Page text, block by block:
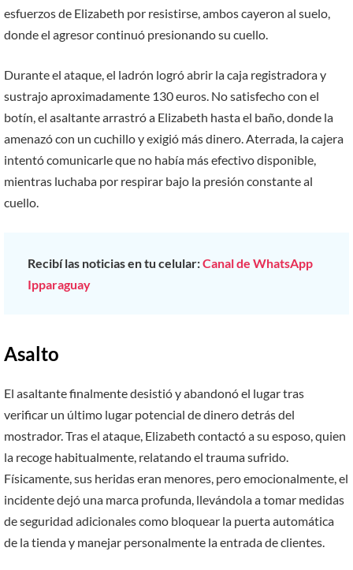
esfuerzos de Elizabeth por resistirse, ambos cayeron al suelo,
donde el agresor continuó presionando su cuello.
Durante el ataque, el ladrón logró abrir la caja registradora y
sustrajo aproximadamente 130 euros. No satisfecho con el
botín, el asaltante arrastró a Elizabeth hasta el baño, donde la
amenazó con un cuchillo y exigió más dinero. Aterrada, la cajera
intentó comunicarle que no había más efectivo disponible,
mientras luchaba por respirar bajo la presión constante al
cuello.
Recibí las noticias en tu celular:Canal de WhatsApp
Ipparaguay
Asalto
El asaltante finalmente desistió y abandonó el lugar tras
verificar un último lugar potencial de dinero detrás del
mostrador. Tras el ataque, Elizabeth contactó a su esposo, quien
la recoge habitualmente, relatando el trauma sufrido.
Físicamente, sus heridas eran menores, pero emocionalmente, el
incidente dejó una marca profunda, llevándola a tomar medidas
de seguridad adicionales como bloquear la puerta automática
de la tienda y manejar personalmente la entrada de clientes.